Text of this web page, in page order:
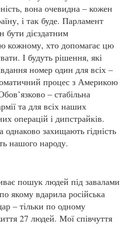
вона очевидна – кожен
і так буде. Парламент
бути дієздатним
кожному, хто допомагає цю
І будуть рішення, які
номер один для всіх –
процес з Америкою
– стабільна
та для всіх наших
операцій і дипстрайків.
однаково захищають гідність
нашого народу.
пошук людей під завалами
якому вдарила російська
– тільки по одному
27 людей. Мої співчуття